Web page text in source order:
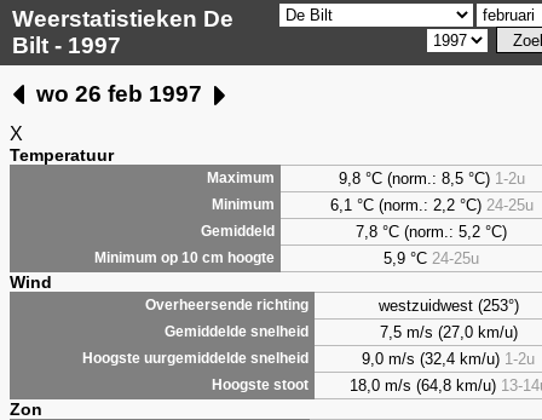
Weerstatistieken De
Bilt - 1997
wo 26 feb 1997
X
Temperatuur
Maximum 9,8 °C (norm.: 8,5 °C) 1-2u
Minimum 6,1 °C (norm.: 2,2 °C) 24-25u
Gemiddeld 7,8 °C (norm.: 5,2 °C)
Minimum op 10 cm hoogte 5,9 °C 24-25u
Wind
Overheersende richting westzuidwest (253°)
Gemiddelde snelheid 7,5 m/s (27,0 km/u)
Hoogste uurgemiddelde snelheid 9,0 m/s (32,4 km/u) 1-2u
Hoogste stoot 18,0 m/s (64,8 km/u) 13-
Zon